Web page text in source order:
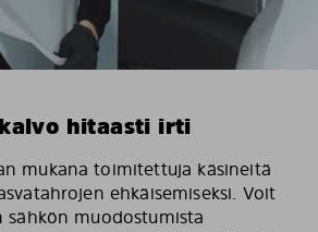
hitaasti irti
mukana toimitettuja käsineitä
ehkäisemiseksi. Voit
sähkön muodostumista